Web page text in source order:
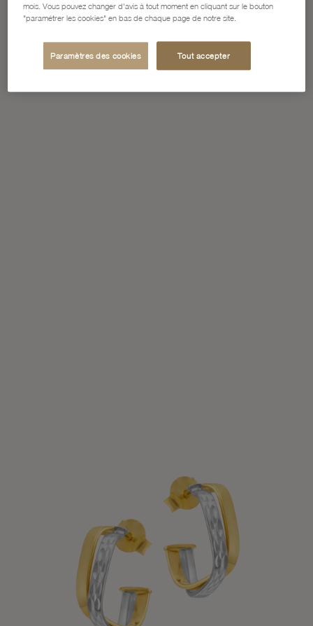
mois. Vous pouvez changer d'avis à tout moment en cliquant sur le bouton
"paramétrer les cookies" en bas de chaque page de notre site.
Paramètres des cookies Tout accepter